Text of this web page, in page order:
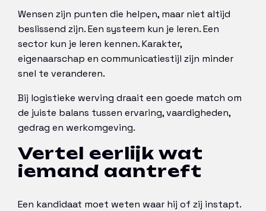
Wensen zijn punten die helpen, maar niet altijd
beslissend zijn. Een systeem kun je leren. Een
sector kun je leren kennen. Karakter,
eigenaarschap en communicatiestijl zijn minder
snel te veranderen.
Bij logistieke werving draait een goede match om
de juiste balans tussen ervaring, vaardigheden,
gedrag en werkomgeving.
Vertel eerlijk wat
iemand aantreft
Een kandidaat moet weten waar hij of zij instapt.